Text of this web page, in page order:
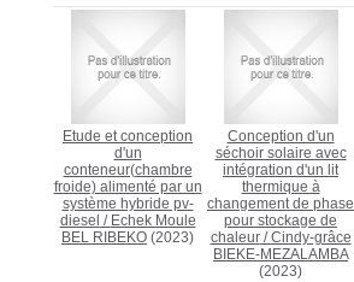
Etude et conception
d'un
conteneur(chambre
froide) alimenté par un
système hybride pv-
diesel / Echek Moule
BEL RIBEKO (2023)
Conception d'un
séchoir solaire avec
intégration d'un lit
thermique à
changement de phase
pour stockage de
chaleur/Cindy-grâce
BIEKE-MEZALAMBA
(2023)